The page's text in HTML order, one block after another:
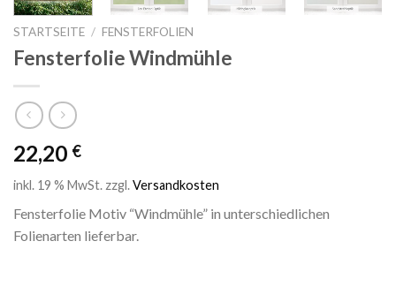
STARTSEITE / FENSTERFOLIEN
Fensterfolie Windmühle
22,20 €
inkl. 19 % MwSt. zzgl.Versandkosten
Fensterfolie Motiv “Windmühle” in unterschiedlichen
Folienarten lieferbar.